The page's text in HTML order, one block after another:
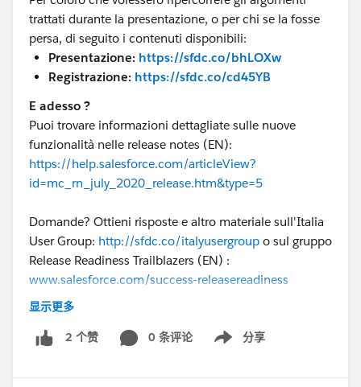
trattati durante la presentazione, o per chi se la fosse
persa, di seguito i contenuti disponibili:
Presentazione: https://sfdc.co/bhLOXw
Registrazione: https://sfdc.co/cd45YB
E adesso ?
Puoi trovare informazioni dettagliate sulle nuove
funzionalità nelle release notes (EN):
https://help.salesforce.com/articleView?
id=mc_rn_july_2020_release.htm&type=5
Domande? Ottieni risposte e altro materiale sull'Italia
User Group: http://sfdc.co/italyusergroup o sul gruppo
Release Readiness Trailblazers (EN) :
www.salesforce.com/success-releasereadiness
Pennarola @Fabio Moroni @Vincenzo Parini
显示更多
2 个赞 0 条评论 分享
Show menu